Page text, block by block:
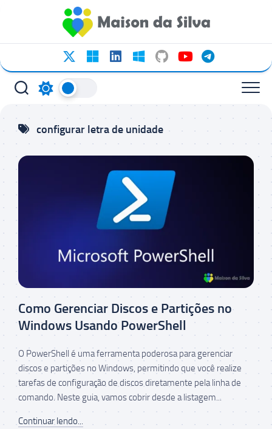
conteúdo
configurar letra de unidade
Como Gerenciar Discos e Partições no
Windows Usando PowerShell
O PowerShell é uma ferramenta poderosa para gerenciar
discos e partições no Windows, permitindo que você realize
tarefas de configuração de discos diretamente pela linha de
comando. Neste guia, vamos cobrir desde a listagem...
Continuar lendo...